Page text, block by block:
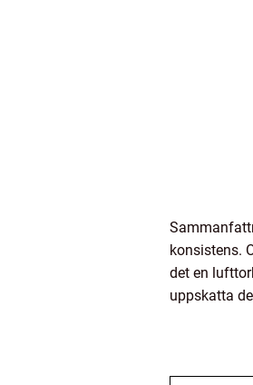
konsistens.
det en
uppskatta